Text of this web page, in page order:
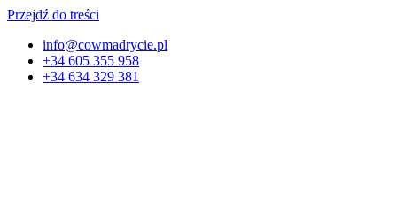
Przejdź do treści
info@cowmadrycie.pl
+34 605 355 958
+34 634 329 381​